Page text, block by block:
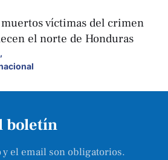
muertos víctimas del crimen
el norte de Honduras
,
boletín
el email son obligatorios.